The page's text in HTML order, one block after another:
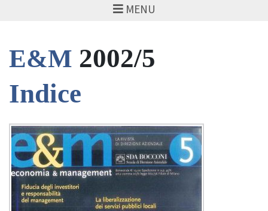
MENU
E&M 2002/5
Indice